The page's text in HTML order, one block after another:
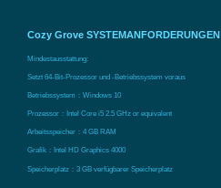
Cozy Grove SYSTEMANFORDERUNGEN
Mindestausstattung:
Setzt 64-Bit-Prozessor und -Betriebssystem voraus
Betriebssystem：Windows 10
Prozessor：Intel Core i5 2.5 GHz or equivalent
Arbeitsspeicher：4 GB RAM
Grafik：Intel HD Graphics 4000
Speicherplatz：3 GB verfügbarer Speicherplatz